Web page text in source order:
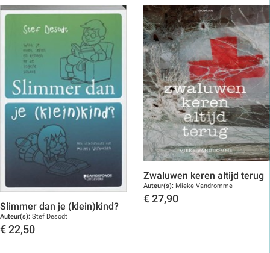
Slimmer dan je (klein)kind?
Auteur(s): Stef Desodt
€ 22,50
Zwaluwen keren altijd terug
Auteur(s): Mieke Vandromme
€ 27,90